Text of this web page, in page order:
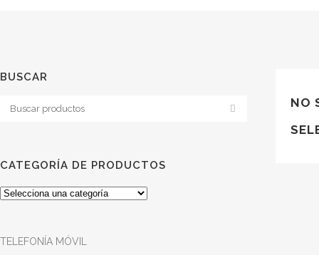
BUSCAR
CATEGORÍA DE PRODUCTOS
TELEFONÍA MÓVIL
NO